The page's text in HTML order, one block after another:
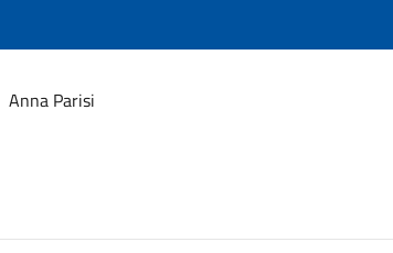
Anna Parisi